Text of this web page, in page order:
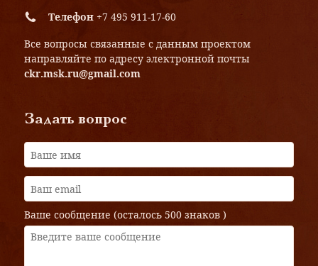
Телефон +7 495 911-17-60
Все вопросы связанные с данным проектом
направляйте по адресу электронной почты
ckr.msk.ru@gmail.com
Задать вопрос
Ваше сообщение (осталось 500 знаков )